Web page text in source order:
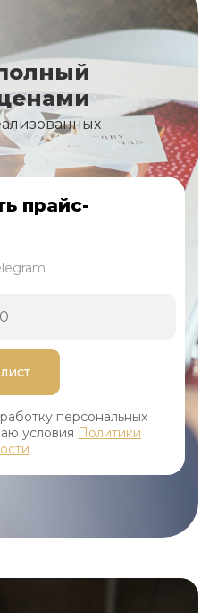
прайс-
персональных
условия Политики